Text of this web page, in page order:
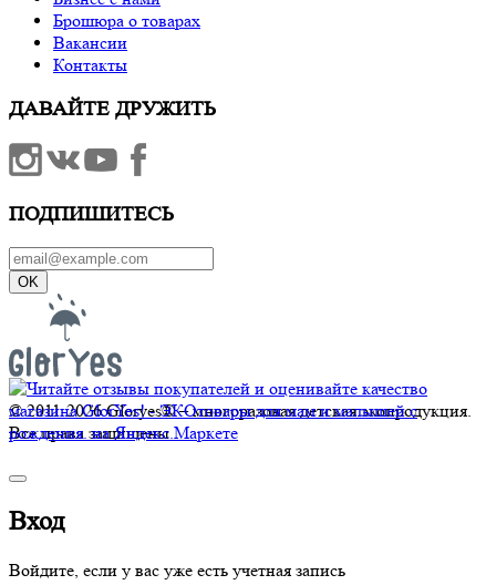
Брошюра о товарах
Вакансии
Контакты
ДАВАЙТЕ ДРУЖИТЬ
ПОДПИШИТЕСЬ
OK
© 2011-2026 Gloryes® – многоразовая детская экопродукция.
Все права защищены
Вход
Войдите, если у вас уже есть учетная запись